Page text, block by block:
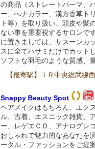
の商品（ストレートパーマ、
ー、へナカラー、漢方香草ト
ト等）を取り扱い、頭皮や髪
ない事を重要視するサロンで
に置きましては、サスーンカ
スに全てハサミだけでカット
ソフトな羽毛のような質感、
【最寄駅】ＪＲ中央総武線
Snappy Beauty Spot
ヘアメイクはもちろん、エク
ル、古着、エスニック雑貨、
ー、レゲエＣＤ、アナログレ
おしゃれで魅力的なあなたを
ータル・ファッションをご提